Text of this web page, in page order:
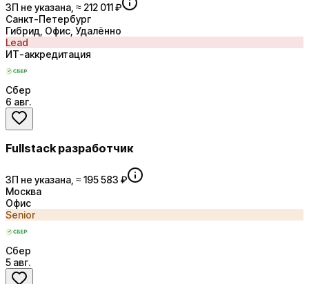
ЗП не указана, ≈ 212 011 ₽
Санкт-Петербург
Гибрид, Офис, Удалённо
Lead
ИТ-аккредитация
Сбер
6 авг.
Fullstack разработчик
ЗП не указана, ≈ 195 583 ₽
Москва
Офис
Senior
Сбер
5 авг.